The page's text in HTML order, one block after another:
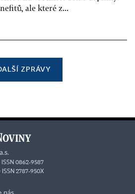
ale které z...
ZPRÁVY
0862-9587
2787-950X